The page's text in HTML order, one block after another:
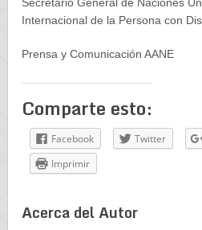
Internacional de la Persona con
Prensa y Comunicación AANE
Comparte esto:
Facebook Twitter
Imprimir
Acerca del Autor